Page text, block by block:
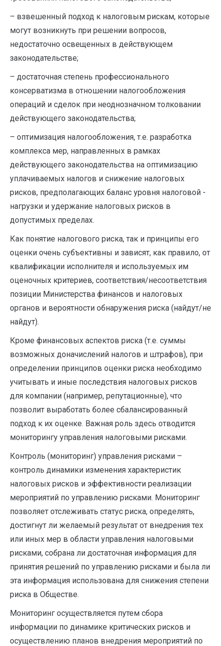
– взвешенный подход к налоговым рискам, которые
могут возникнуть при решении вопросов,
недостаточно освещенных в действующем
законодательстве;
– достаточная степень профессионального
консерватизма в отношении налогообложения
операций и сделок при ­неоднозначном толковании
действующего законодательства;
– оптимизация налогообложения, т.е. разработка
комплекса мер, направленных в рамках
действующего законодательства на оптимизацию
уплачиваемых налогов и снижение налоговых
рисков, предполагающих баланс уровня налоговой ­
нагрузки и удержание налоговых рисков в
допустимых пределах.
Как понятие налогового риска, так и принципы его
оценки очень субъективны и зависят, как правило, от
квалификации исполнителя и используемых им
оценочных критериев, соответствия/несоответствия
позиции Министерства финансов и налоговых
органов и ­вероятности обнаружения риска (найдут/не
найдут).
Кроме финансовых аспектов риска (т.е. суммы
возможных доначислений налогов и штрафов), при
определении принципов оценки риска необходимо
учитывать и иные последствия налоговых рисков
для компании (например, репутационные), что
позволит выработать более сбалансированный
подход к их оценке. Важная роль здесь отводится
мониторингу управления налоговыми рисками.
Контроль (мониторинг) управления рисками –
контроль динамики изменения характеристик
налоговых рисков и эффективности реализации
мероприятий по управлению рисками. Мониторинг
позволяет отслеживать статус риска, определять,
достигнут ли желаемый результат от внедрения тех
или иных мер в области управления налоговыми
рисками, собрана ли достаточная информация для
принятия решений по управлению рисками и была ли
эта информация ­использована для снижения степени
риска в Обществе.
Мониторинг осуществляется путем сбора
информации по динамике критических рисков и
осуществлению планов внедрения ­мероприятий по